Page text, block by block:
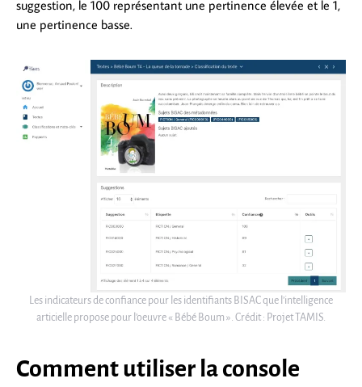
suggestion, le 100 représentant une pertinence élevée et le 1,
une pertinence basse.
Les indicateurs de confiance pour les identifiants BISAC que l’intelligence
articielle propose pour l’oeuvre « Bébé Boum ». Crédit : Projet TAMIS.
Comment utiliser la console